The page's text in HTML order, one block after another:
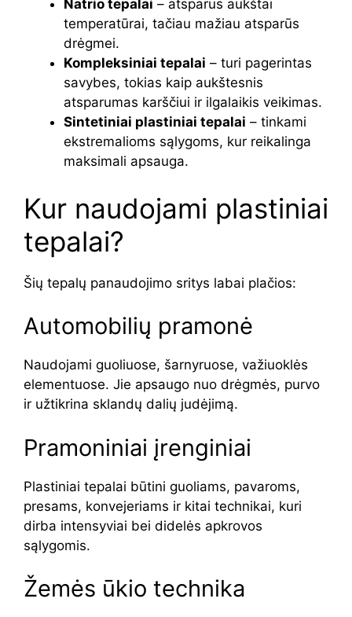
Natrio tepalai – atsparūs aukštai
temperatūrai, tačiau mažiau atsparūs
drėgmei.
Kompleksiniai tepalai – turi pagerintas
savybes, tokias kaip aukštesnis
atsparumas karščiui ir ilgalaikis veikimas.
Sintetiniai plastiniai tepalai – tinkami
ekstremalioms sąlygoms, kur reikalinga
maksimali apsauga.
Kur naudojami plastiniai
tepalai?
Šių tepalų panaudojimo sritys labai plačios:
Automobilių pramonė
Naudojami guoliuose, šarnyruose, važiuoklės
elementuose. Jie apsaugo nuo drėgmės, purvo
ir užtikrina sklandų dalių judėjimą.
Pramoniniai įrenginiai
Plastiniai tepalai būtini guoliams, pavaroms,
presams, konvejeriams ir kitai technikai, kuri
dirba intensyviai bei didelės apkrovos
sąlygomis.
Žemės ūkio technika